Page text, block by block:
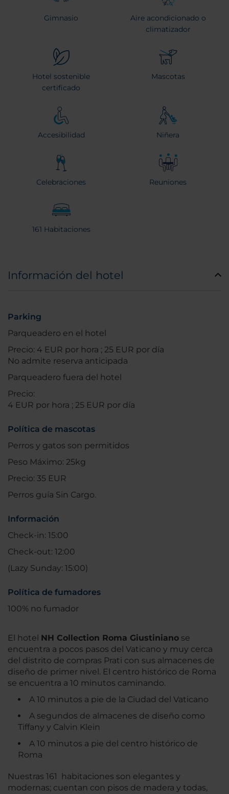
Gimnasio
Aire acondicionado o
climatizador
Hotel sostenible
certificado
Mascotas
Accesibilidad Niñera
Celebraciones Reuniones
161 Habitaciones
Información del hotel
Parking
Parqueadero en el hotel
Precio: 4 EUR por hora ; 25 EUR por día
No admite reserva anticipada
Parqueadero fuera del hotel
Precio:
4 EUR por hora ; 25 EUR por día
Política de mascotas
Perros y gatos son permitidos
Peso Máximo: 25kg
Precio: 35 EUR
Perros guía Sin Cargo.
Información
Check-in: 15:00
Check-out: 12:00
(Lazy Sunday: 15:00)
Política de fumadores
100% no fumador
El hotel NH Collection Roma Giustiniano se
encuentra a pocos pasos del Vaticano y muy cerca
del distrito de compras Prati con sus almacenes de
diseño de primer nivel. El centro histórico de Roma
se encuentra a 10 minutos caminando.
A 10 minutos a pie de la Ciudad del Vaticano
A segundos de almacenes de diseño como
Tiffany y Calvin Klein
A 10 minutos a pie del centro histórico de
Roma
Nuestras 161 habitaciones son elegantes y
modernas; cuentan con pisos de madera y todas,